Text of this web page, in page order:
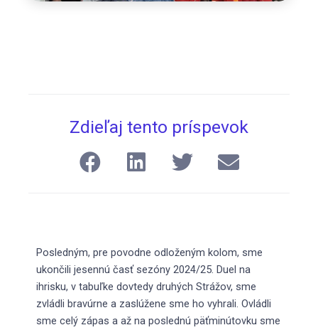
Zdieľaj tento príspevok
Posledným, pre povodne odloženým kolom, sme
ukončili jesennú časť sezóny 2024/25. Duel na
ihrisku, v tabuľke dovtedy druhých Strážov, sme
zvládli bravúrne a zaslúžene sme ho vyhrali. Ovládli
sme celý zápas a až na poslednú päťminútovku sme